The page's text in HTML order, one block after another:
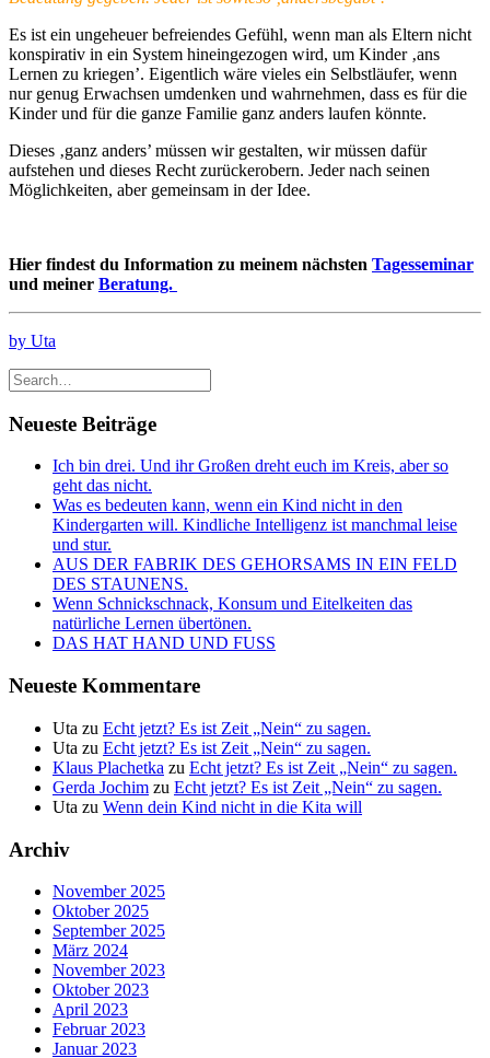
Es ist ein ungeheuer befreiendes Gefühl, wenn man als Eltern nicht
konspirativ in ein System hineingezogen wird, um Kinder ‚ans
Lernen zu kriegen’. Eigentlich wäre vieles ein Selbstläufer, wenn
nur genug Erwachsen umdenken und wahrnehmen, dass es für die
Kinder und für die ganze Familie ganz anders laufen könnte.
Dieses ‚ganz anders’ müssen wir gestalten, wir müssen dafür
aufstehen und dieses Recht zurückerobern. Jeder nach seinen
Möglichkeiten, aber gemeinsam in der Idee.
Hier findest du Information zu meinem nächsten Tagesseminar
und meiner Beratung.
by Uta
Neueste Beiträge
Ich bin drei. Und ihr Großen dreht euch im Kreis, aber so
geht das nicht.
Was es bedeuten kann, wenn ein Kind nicht in den
Kindergarten will. Kindliche Intelligenz ist manchmal leise
und stur.
AUS DER FABRIK DES GEHORSAMS IN EIN FELD
DES STAUNENS.
Wenn Schnickschnack, Konsum und Eitelkeiten das
natürliche Lernen übertönen.
DAS HAT HAND UND FUSS
Neueste Kommentare
Uta zu Echt jetzt? Es ist Zeit „Nein“ zu sagen.
Uta zu Echt jetzt? Es ist Zeit „Nein“ zu sagen.
Klaus Plachetka zu Echt jetzt? Es ist Zeit „Nein“ zu sagen.
Gerda Jochim zu Echt jetzt? Es ist Zeit „Nein“ zu sagen.
Uta zu Wenn dein Kind nicht in die Kita will
Archiv
November 2025
Oktober 2025
September 2025
März 2024
November 2023
Oktober 2023
April 2023
Februar 2023
Januar 2023